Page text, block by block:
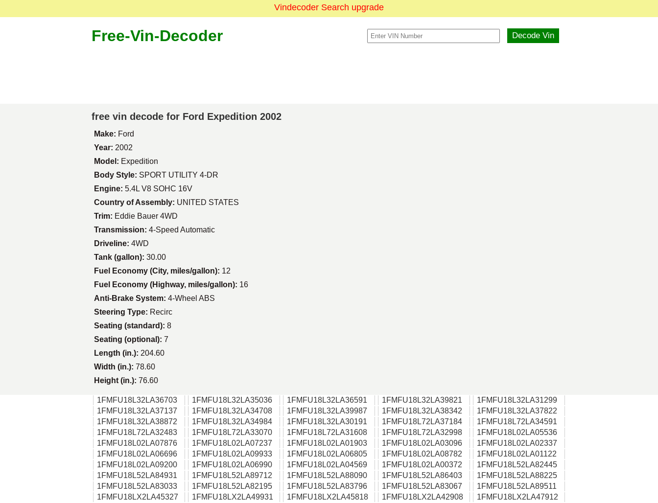
Vindecoder Search upgrade
Free-Vin-Decoder
free vin decode for Ford Expedition 2002
Make: Ford
Year: 2002
Model: Expedition
Body Style: SPORT UTILITY 4-DR
Engine: 5.4L V8 SOHC 16V
Country of Assembly: UNITED STATES
Trim: Eddie Bauer 4WD
Transmission: 4-Speed Automatic
Driveline: 4WD
Tank (gallon): 30.00
Fuel Economy (City, miles/gallon): 12
Fuel Economy (Highway, miles/gallon): 16
Anti-Brake System: 4-Wheel ABS
Steering Type: Recirc
Seating (standard): 8
Seating (optional): 7
Length (in.): 204.60
Width (in.): 78.60
Height (in.): 76.60
1FMFU18L32LA36703 1FMFU18L32LA35036 1FMFU18L32LA36591 1FMFU18L32LA39821
1FMFU18L32LA31299
1FMFU18L32LA37137
1FMFU18L32LA34708 1FMFU18L32LA39987 1FMFU18L32LA38342
1FMFU18L32LA37822
1FMFU18L32LA38872
1FMFU18L32LA34984 1FMFU18L32LA30191 1FMFU18L72LA37184
1FMFU18L72LA34591
1FMFU18L72LA32483
1FMFU18L72LA33070 1FMFU18L72LA31608 1FMFU18L72LA32998
1FMFU18L02LA05536
1FMFU18L02LA07876
1FMFU18L02LA07237 1FMFU18L02LA01903 1FMFU18L02LA03096
1FMFU18L02LA02337
1FMFU18L02LA06696
1FMFU18L02LA09933 1FMFU18L02LA06805 1FMFU18L02LA08782
1FMFU18L02LA01122
1FMFU18L02LA09200
1FMFU18L02LA06990 1FMFU18L02LA04569 1FMFU18L02LA00372
1FMFU18L52LA82445
1FMFU18L52LA84931
1FMFU18L52LA89712 1FMFU18L52LA88090 1FMFU18L52LA86403
1FMFU18L52LA88225
1FMFU18L52LA83033
1FMFU18L52LA82195 1FMFU18L52LA83796 1FMFU18L52LA83067
1FMFU18L52LA89511
1FMFU18LX2LA45327
1FMFU18LX2LA49931 1FMFU18LX2LA45818 1FMFU18LX2LA42908
1FMFU18LX2LA47912